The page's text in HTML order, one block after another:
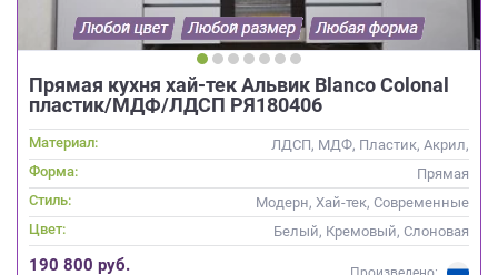
Прямая кухня хай-тек Альвик Blanco Colonal
пластик/МДФ/ЛДСП РЯ180406
Материал:
ЛДСП, МДФ, Пластик, Акрил,
Alvic / УФ лак,
Интегрированная ручка
Форма:
Прямая
Стиль:
Модерн, Хай-тек, Современные
Цвет:
Белый, Кремовый, Слоновая
кость
190 800 руб.